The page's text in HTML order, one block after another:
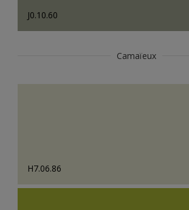
J0.10.60
Camaïeux
H7.06.86